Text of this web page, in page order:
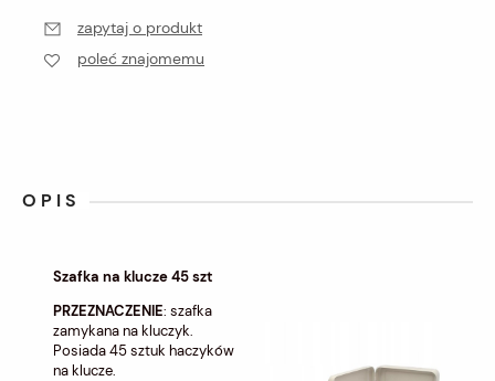
zapytaj o produkt
poleć znajomemu
OPIS
Szafka na klucze 45 szt
PRZEZNACZENIE: szafka
zamykana na kluczyk.
Posiada 45 sztuk haczyków
na klucze.